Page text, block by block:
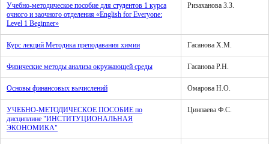
Учебно-методическое пособие для студентов 1 курса
очного и заочного отделения «English for Everyone:
Level 1 Beginner»
Ризаханова З.З.
Курс лекций Методика преподавания химии Гасанова Х.М.
Физические методы анализа окружающей среды Гасанова Р.Н.
Основы финансовых вычислений Омарова Н.О.
УЧЕБНО-МЕТОДИЧЕСКОЕ ПОСОБИЕ по
дисциплине "ИНСТИТУЦИОНАЛЬНАЯ
ЭКОНОМИКА"
Цинпаева Ф.С.